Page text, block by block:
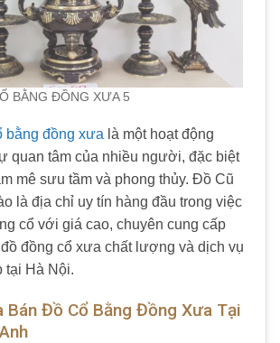
BẰNG ĐỒNG XƯA 5
bằng đồng xưa là một hoạt động
quan tâm của nhiều người, đặc biệt
mê sưu tầm và phong thủy. Đồ Cũ
là địa chỉ uy tín hàng đầu trong việc
cổ với giá cao, chuyên cung cấp
đồng cổ xưa chất lượng và dịch vụ
tại Hà Nội.
Bán Đồ Cổ Bằng Đồng Xưa Tại